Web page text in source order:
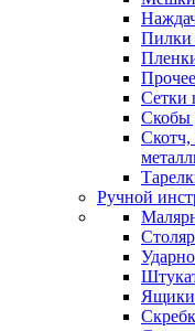
Пилки
Прочее
Сетки
Скобы
Скотч,
Ручной
Ящики